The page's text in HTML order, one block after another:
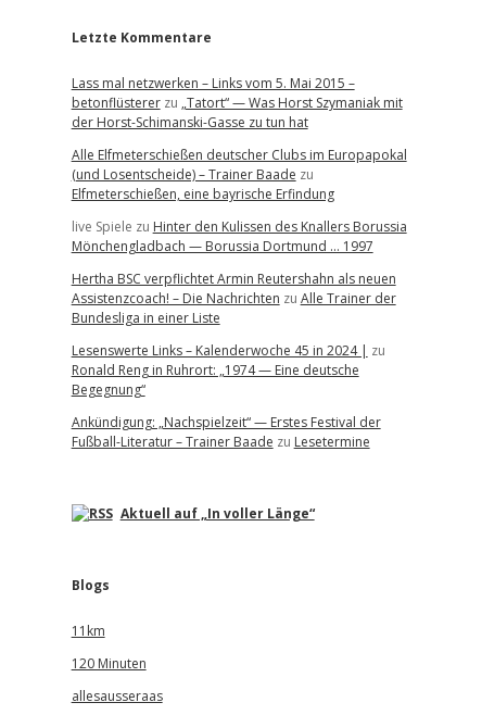
Letzte Kommentare
Lass mal netzwerken – Links vom 5. Mai 2015 –
betonflüstererzu „Tatort“ — Was Horst Szymaniak mit
der Horst-Schimanski-Gasse zu tun hat
Alle Elfmeterschießen deutscher Clubs im Europapokal
(und Losentscheide) – Trainer Baade zu
Elfmeterschießen, eine bayrische Erfindung
live Spiele zu Hinter den Kulissen des Knallers Borussia
Mönchengladbach — Borussia Dortmund … 1997
Hertha BSC verpflichtet Armin Reutershahn als neuen
Assistenzcoach! – Die Nachrichten zu Alle Trainer der
Bundesliga in einer Liste
Lesenswerte Links – Kalenderwoche 45 in 2024 | zu
Ronald Reng in Ruhrort: „1974 — Eine deutsche
Begegnung“
Ankündigung: „Nachspielzeit“ — Erstes Festival der
Fußball-Literatur – Trainer Baade zu Lesetermine
Aktuell auf „In voller Länge“
Blogs
11km
120 Minuten
allesausseraas